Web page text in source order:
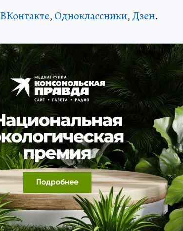
ВКонтакте, Одноклассники, Дзен.